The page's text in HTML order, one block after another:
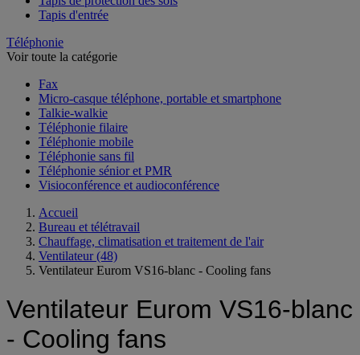
Tapis d'entrée
Téléphonie
Voir toute la catégorie
Fax
Micro-casque téléphone, portable et smartphone
Talkie-walkie
Téléphonie filaire
Téléphonie mobile
Téléphonie sans fil
Téléphonie sénior et PMR
Visioconférence et audioconférence
Accueil
Bureau et télétravail
Chauffage, climatisation et traitement de l'air
Ventilateur (48)
Ventilateur Eurom VS16-blanc - Cooling fans
Ventilateur Eurom VS16-blanc
- Cooling fans